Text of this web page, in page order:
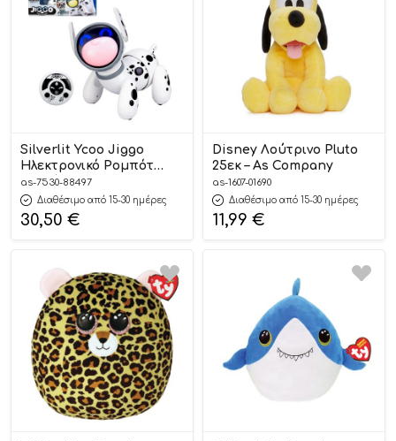
Silverlit Ycoo Jiggo
Ηλεκτρονικό Ρομπότ
Σκυλάκι 5+, As Company
as-7530-88497
Διαθέσιμο από 15-30 ημέρες
30,50 €
Disney Λούτρινο Pluto
25εκ – As Company
as-1607-01690
Διαθέσιμο από 15-30 ημέρες
11,99 €